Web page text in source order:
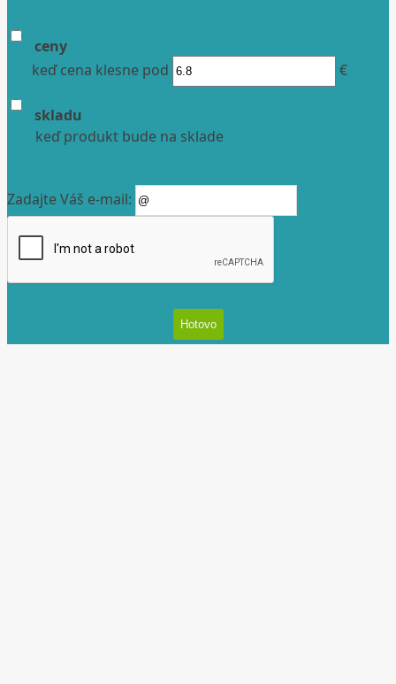
ceny
keď cena klesne pod
€
skladu
keď produkt bude na sklade
Zadajte Váš e-mail: